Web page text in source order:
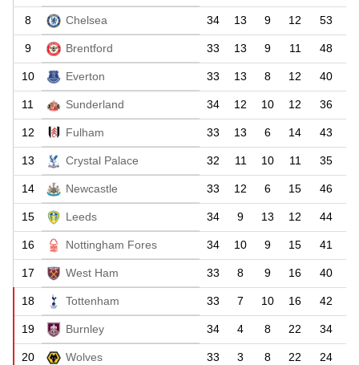
8 Chelsea 34 13 9 12 53
9 Brentford 33 13 9 11 48
10 Everton 33 13 8 12 40
11 Sunderland 34 12 10 12 36
12 Fulham 33 13 6 14 43
13 Crystal Palace 32 11 10 11 35
14 Newcastle 33 12 6 15 46
15 Leeds 34 9 13 12 44
16 Nottingham Fores 34 10 9 15 41
17 West Ham 33 8 9 16 40
18 Tottenham 33 7 10 16 42
19 Burnley 34 4 8 22 34
20 Wolves 33 3 8 22 24